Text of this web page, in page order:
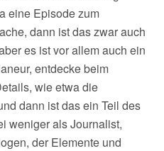
eine Episode zum
dann ist das zwar auch
es ist vor allem auch ein
entdecke beim
wie etwa die
dann ist das ein Teil des
weniger als Journalist,
der Elemente und